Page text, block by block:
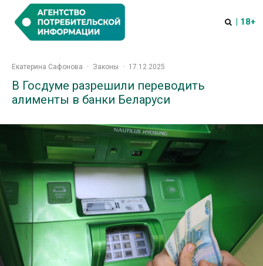
| 18+
Екатерина Сафонова · Законы · 17.12.2025
В Госдуме разрешили переводить
алименты в банки Беларуси